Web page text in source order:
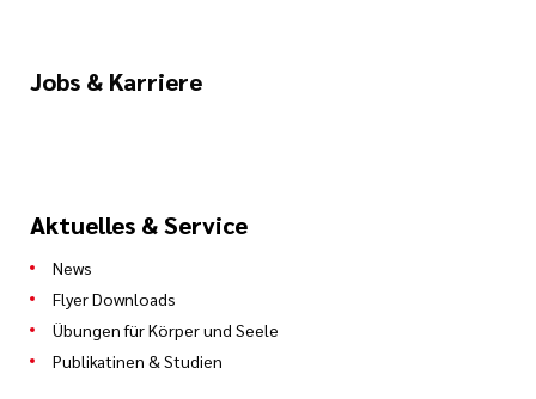
Jobs & Karriere
Aktuelles & Service
News
Flyer Downloads
Übungen für Körper und Seele
Publikatinen & Studien